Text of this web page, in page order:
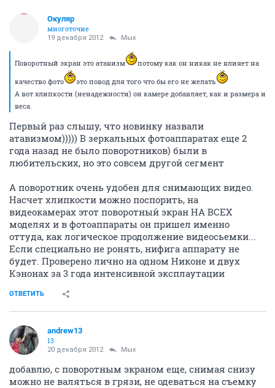
Окуляр
многоточие
19 декабря 2012 Мых
Поворотный экран это атавизм
потому как он никак не влияет на
качество фото
это повод для того что бы его не желать
А вот хлипкости (ненадежности) он камере добавляет, как и размера и
веса.
Первый раз слышу, что новинку назвали
атавизмом))))) В зеркальных фотоаппаратах еще 2
года назад не было поворотников) были в
любительских, но это совсем другой сегмент
А поворотник очень удобен для снимающих видео.
Насчет хлипкости можно поспорить, на
видеокамерах этот поворотный экран НА ВСЕХ
моделях и в фотоаппараты он пришел именно
оттуда, как логическое продолжение видеосьемки...
Если специально не ронять, нифига аппарату не
будет. Проверено лично на одном Никоне и двух
Кэнонах за 3 года интенсивной эксплаутации
ОТВЕТИТЬ
andrew13
13
20 декабря 2012 Мых
добавлю, с поворотным экраном еще, снимая снизу
можно не валяться в грязи, не одеваться на съемку